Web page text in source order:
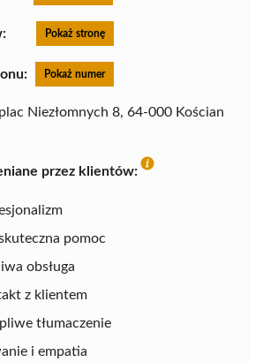
Pokaż stronę
Pokaż numer
plac Niezłomnych 8, 64-000 Kościan
przez klientów:
pomoc
obsługa
z klientem
tłumaczenie
i empatia